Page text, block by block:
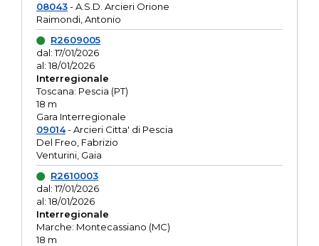
08043- A.S.D. Arcieri Orione
Raimondi, Antonio
R2609005
dal: 17/01/2026
al: 18/01/2026
Interregionale
Toscana: Pescia (PT)
18 m
Gara Interregionale
09014- Arcieri Citta' di Pescia
Del Freo, Fabrizio
Venturini, Gaia
R2610003
dal: 17/01/2026
al: 18/01/2026
Interregionale
Marche: Montecassiano (MC)
18 m